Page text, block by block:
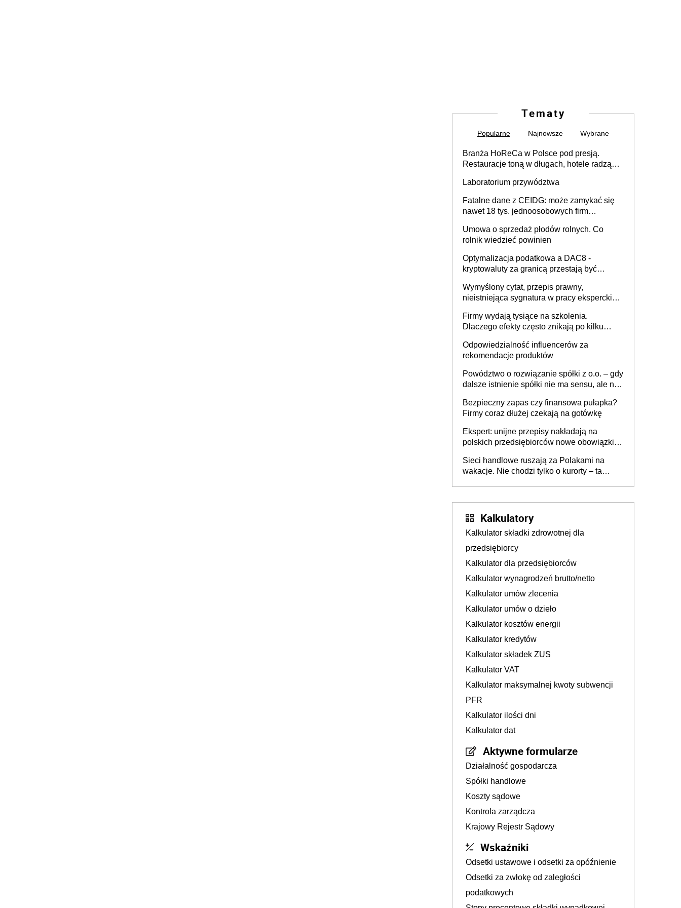
Tematy
Popularne Najnowsze Wybrane
Branża HoReCa w Polsce pod presją.
Restauracje toną w długach, hotele radzą
Laboratorium przywództwa
Fatalne dane z CEIDG: może zamykać się
nawet 18 tys. jednoosobowych firm
Umowa o sprzedaż płodów rolnych. Co
rolnik wiedzieć powinien
Optymalizacja podatkowa a DAC8 -
kryptowaluty za granicą przestają być
Wymyślony cytat, przepis prawny,
nieistniejąca sygnatura w pracy eksperckiej -
firmie
Firmy wydają tysiące na szkolenia.
Dlaczego efekty często znikają po kilku
Odpowiedzialność influencerów za
rekomendacje produktów
Powództwo o rozwiązanie spółki z o.o. – gdy
dalsze istnienie spółki nie ma sensu, ale nie
Bezpieczny zapas czy finansowa pułapka?
Firmy coraz dłużej czekają na gotówkę
Ekspert: unijne przepisy nakładają na
polskich przedsiębiorców nowe obowiązki w
Sieci handlowe ruszają za Polakami na
wakacje. Nie chodzi tylko o kurorty – ta
Kalkulatory
Kalkulator składki zdrowotnej dla
przedsiębiorcy
Kalkulator dla przedsiębiorców
Kalkulator wynagrodzeń brutto/netto
Kalkulator umów zlecenia
Kalkulator umów o dzieło
Kalkulator kosztów energii
Kalkulator kredytów
Kalkulator składek ZUS
Kalkulator VAT
Kalkulator maksymalnej kwoty subwencji
PFR
Kalkulator ilości dni
Kalkulator dat
Aktywne formularze
Działalność gospodarcza
Spółki handlowe
Koszty sądowe
Kontrola zarządcza
Krajowy Rejestr Sądowy
Wskaźniki
Odsetki ustawowe i odsetki za opóźnienie
Odsetki za zwłokę od zaległości
podatkowych